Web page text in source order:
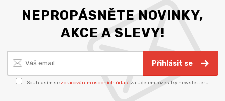
NEPROPÁSNĚTE NOVINKY,
AKCE A SLEVY!
Přihlásit se
Souhlasím sezpracováním osobních údajů za účelem rozesílky newsletteru.